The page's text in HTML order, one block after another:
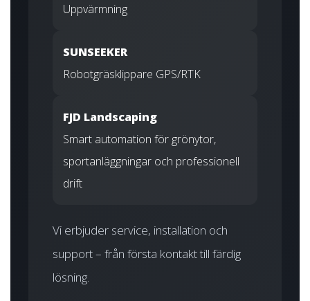
Uppvärmning
SUNSEEKER
Robotgräsklippare GPS/RTK
FJD Landscaping
Smart automation för grönytor,
sportanläggningar och professionell
drift
Vi erbjuder service, installation och
support – från första kontakt till färdig
lösning.